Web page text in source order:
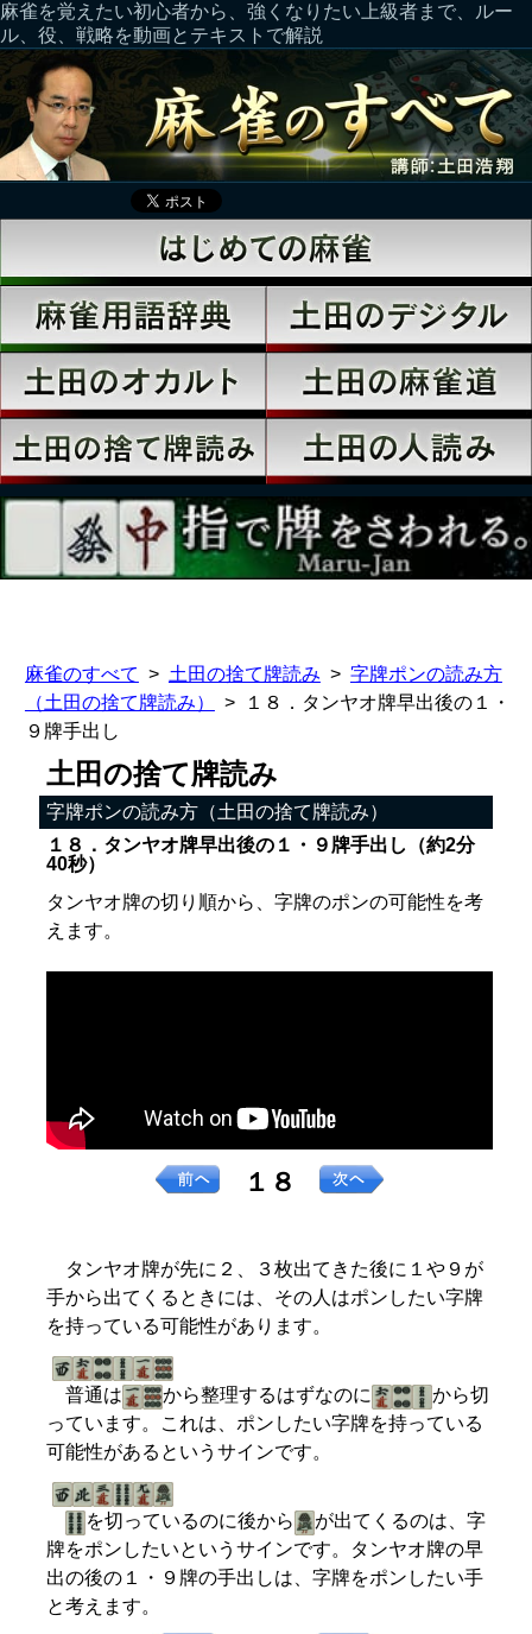
麻雀を覚えたい初心者から、強くなりたい上級者まで、ルー
ル、役、戦略を動画とテキストで解説
麻雀のすべて 土田の捨て牌読み
字牌ポンの読み方
（土田の捨て牌読み）
１８．タンヤオ牌早出後の１・
９牌手出し
土田の捨て牌読み
字牌ポンの読み方（土田の捨て牌読み）
１８．タンヤオ牌早出後の１・９牌手出し（約2分
40秒）
タンヤオ牌の切り順から、字牌のポンの可能性を考
えます。
１８
タンヤオ牌が先に２、３枚出てきた後に１や９が
手から出てくるときには、その人はポンしたい字牌
を持っている可能性があります。
普通は から整理するはずなのに
から切
っています。これは、ポンしたい字牌を持っている
可能性があるというサインです。
を切っているのに後から
が出てくるのは、字
牌をポンしたいというサインです。タンヤオ牌の早
出の後の１・９牌の手出しは、字牌をポンしたい手
と考えます。